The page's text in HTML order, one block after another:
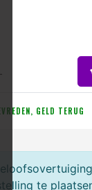
GELD TERUG
te